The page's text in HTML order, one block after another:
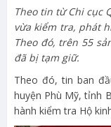
Theo tin từ Chi cục
vừa kiểm tra, phát
Theo đó, trên 55
đã bị tạm giữ.
Theo đó, tin ban
huyện Phù Mỹ, tỉnh
hành kiểm tra Hộ